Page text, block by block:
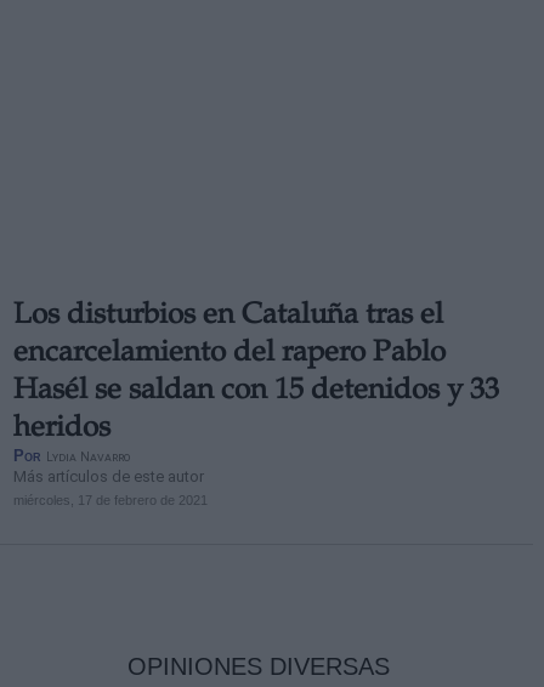
Los disturbios en Cataluña tras el
encarcelamiento del rapero Pablo
Hasél se saldan con 15 detenidos y 33
heridos
Por Lydia Navarro
Más artículos de este autor
miércoles, 17 de febrero de 2021
OPINIONES DIVERSAS